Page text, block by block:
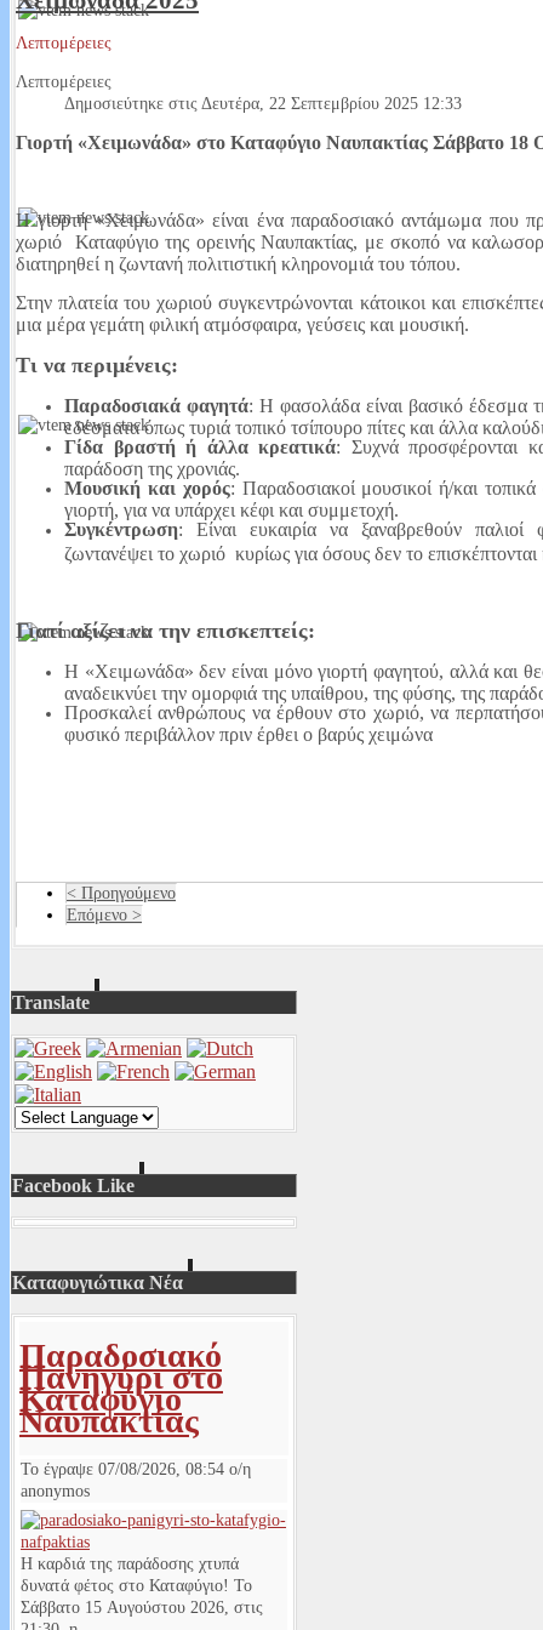
Αυτή είναι η κουλτούρα μας; Το αρχοντικό του Τριαντάφυλλου
Ο Αμορανίτης, Τριαντάφυλλος γεννήθηκε στην Αμόρανη το 1808 και
Έχω μάτια και βλέπω. Σοκάρουν τα στοιχεία από την μεταδημότευση
Στις τελευταίες βουλευτικές εκλογές 307 ήταν οι εγγεγραμμένοι στους
Σύμφωνα με τις τελευταίες μεταδημοτεύσεις έφτασαν περίπου τους 340.
Read More...
Που είναι οι εικόνες οεο;
Καυτή πατάτα που κανένας δεν τη αγγίζει και κανένας δεν παίρνει θέση.
ασχολούνται δεν μιλάνε δημοσίως βλέπετε πάνω από όλα οι δημόσιες
Ως πότε θα πληρώνουμε την ΔΕΥΑΝ;
Μια επιστολή που πέρασε στα ψιλά εν μέσω κρίσης, η ανάλυση του
καταλληλότητα του νερού στα χωριά της Ορεινής Ναυπακτίας, η
Λεπτομέρειες
Λεπτομέρειες
Δημοσιεύτηκε στις Δευτέρα, 22 Σεπτεμβρίου 2025 12:33
Γιορτή «Χειμωνάδα» στο Καταφύγιο Ναυπακτίας Σάββατο 18
Η γιορτή «Χειμωνάδα» είναι ένα παραδοσιακό αντάμωμα που
χωριό Καταφύγιο της ορεινής Ναυπακτίας, με σκοπό να
διατηρηθεί η ζωντανή πολιτιστική κληρονομιά του τόπου.
Στην πλατεία του χωριού συγκεντρώνονται κάτοικοι και
μια μέρα γεμάτη φιλική ατμόσφαιρα, γεύσεις και μουσική.
Τι να περιμένεις:
Παραδοσιακά φαγητά: Η φασολάδα είναι βασικό έδεσμα
εδέσματα όπως τυριά τοπικό τσίπουρο πίτες και άλλα
Γίδα βραστή ή άλλα κρεατικά: Συχνά προσφέρονται
παράδοση της χρονιάς.
Μουσική και χορός: Παραδοσιακοί μουσικοί ή/και
γιορτή, για να υπάρχει κέφι και συμμετοχή.
Συγκέντρωση: Είναι ευκαιρία να ξαναβρεθούν παλιοί
ζωντανέψει το χωριό κυρίως για όσους δεν το
Γιατί αξίζει να την επισκεπτείς:
Η «Χειμωνάδα» δεν είναι μόνο γιορτή φαγητού, αλλά και
αναδεικνύει την ομορφιά της υπαίθρου, της φύσης, της
Προσκαλεί ανθρώπους να έρθουν στο χωριό, να
φυσικό περιβάλλον πριν έρθει ο βαρύς χειμώνα
< Προηγούμενο
Επόμενο >
Translate
Facebook Like
Καταφυγιώτικα Νέα
Παραδοσιακό
Πανηγύρι στο
Καταφύγιο
Ναυπακτίας
Το έγραψε 07/08/2026, 08:54 ο/η
anonymos
Η καρδιά της παράδοσης χτυπά
δυνατά φέτος στο Καταφύγιο! Το
Σάββατο 15 Αυγούστου 2026, στις